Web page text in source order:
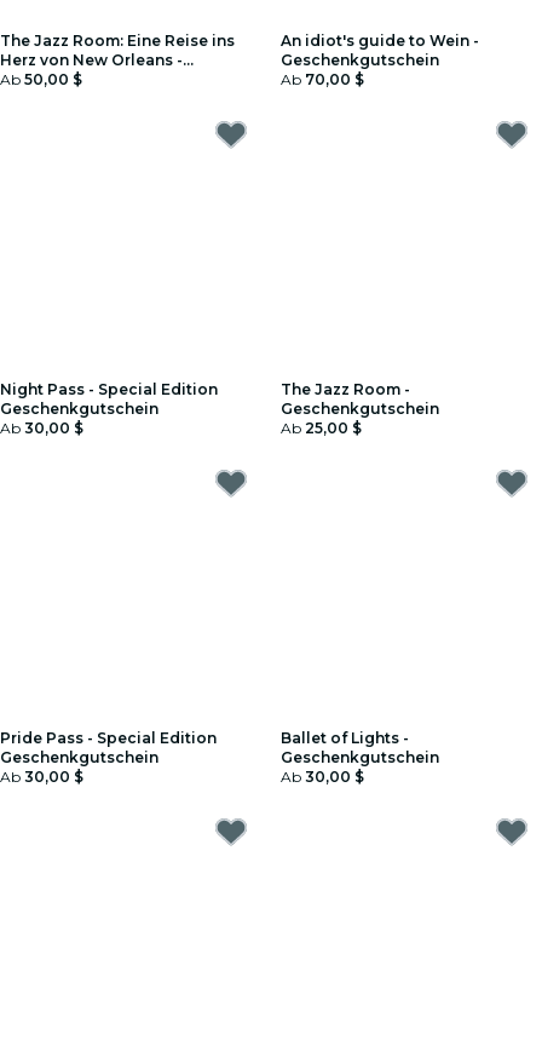
The Jazz Room: Eine Reise ins
Herz von New Orleans -
Geschenkgutschein
Ab 50,00 $
An idiot's guide to Wein -
Geschenkgutschein
Ab 70,00 $
Night Pass - Special Edition
Geschenkgutschein
Ab 30,00 $
The Jazz Room -
Geschenkgutschein
Ab 25,00 $
Pride Pass - Special Edition
Geschenkgutschein
Ab 30,00 $
Ballet of Lights -
Geschenkgutschein
Ab 30,00 $